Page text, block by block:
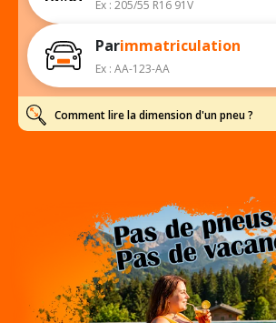
Ex : 205/55 R16 91V
Parimmatriculation
Ex : AA-123-AA
Comment lire la dimension d'un pneu ?